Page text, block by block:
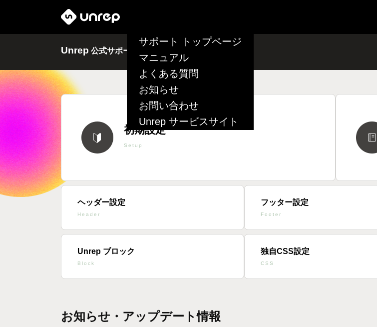
サポート トップページ
マニュアル
よくある質問
お知らせ
お問い合わせ
Unrep サービスサイト
Unrep 公式サポートサイト
初期設定
Setup
ヘッダー設定
Header
フッター設定
Footer
Unrep ブロック
Block
独自CSS設定
CSS
お知らせ・アップデート情報